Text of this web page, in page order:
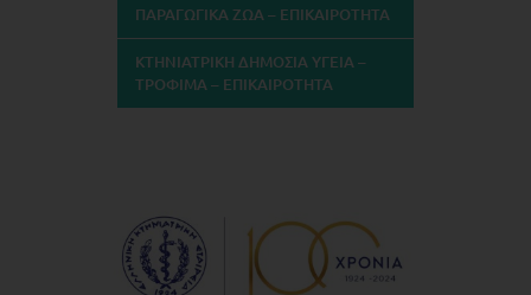
ΠΑΡΑΓΩΓΙΚΑ ΖΩΑ – ΕΠΙΚΑΙΡΟΤΗΤΑ
ΚΤΗΝΙΑΤΡΙΚΗ ΔΗΜΟΣΙΑ ΥΓΕΙΑ –
ΤΡΟΦΙΜΑ – ΕΠΙΚΑΙΡΟΤΗΤΑ